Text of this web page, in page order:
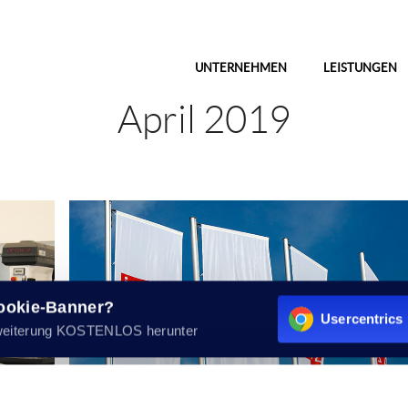
Banner?
KOSTENLOS herunter
Usercentrics
UNTERNEHMEN LEISTUNGEN
April 2019